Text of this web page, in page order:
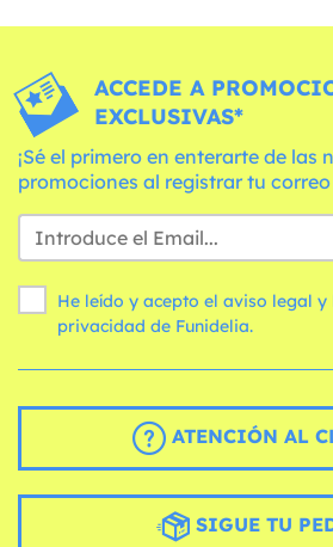
ACCEDE A
EXCLUSIVAS*
¡Sé el primero en enterarte de las
promociones al registrar tu
He leído y acepto el aviso legal y
privacidad de Funidelia.
ATENCIÓN AL
SIGUE TU